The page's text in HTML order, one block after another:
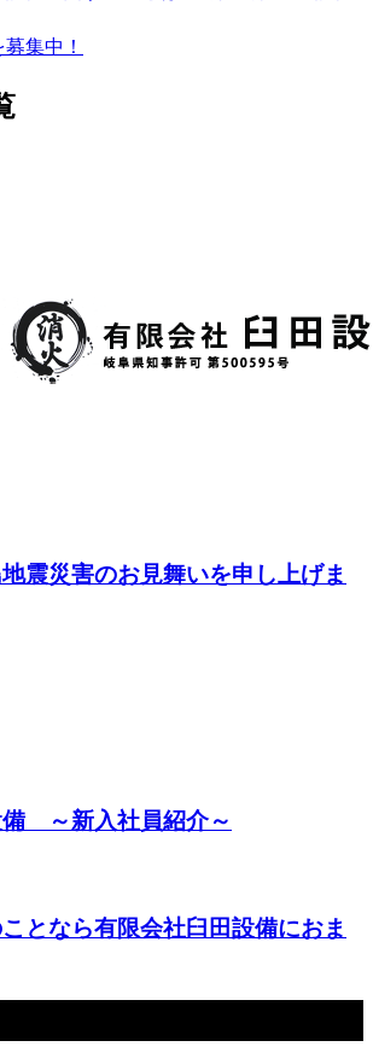
集中！
震災害のお見舞いを申し上げま
～新入社員紹介～
となら有限会社臼田設備におま